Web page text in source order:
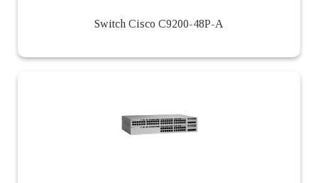
Switch Cisco C9200-48P-A